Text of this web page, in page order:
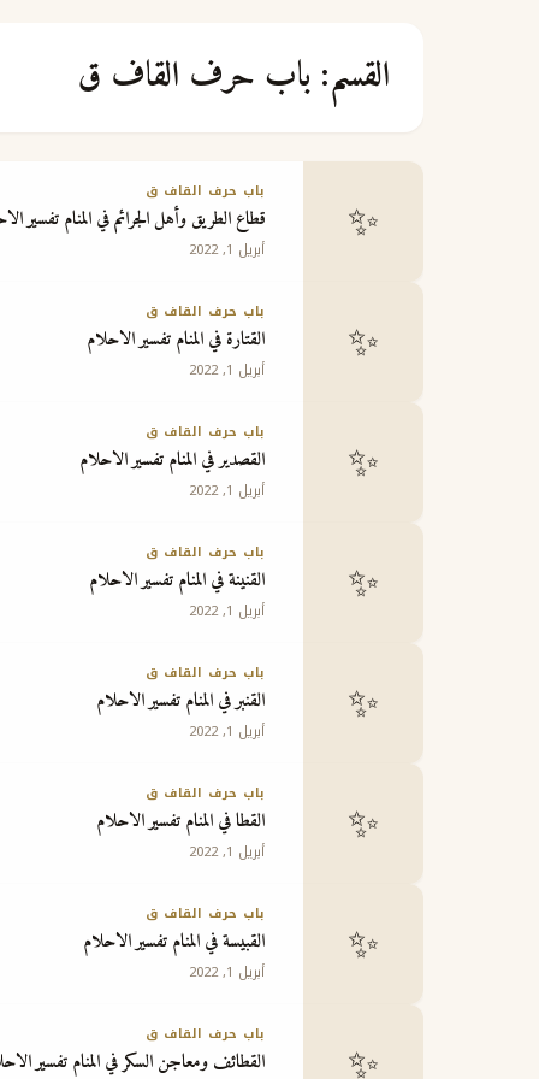
القسم: باب حرف القاف ق
✨ باب حرف القاف ق
قطاع الطريق وأهل الجرائم في المنام تفسير
أبريل 1, 2022
✨ باب حرف القاف ق
القتارة في المنام تفسير الاحلام
أبريل 1, 2022
✨ باب حرف القاف ق
القصدير في المنام تفسير الاحلام
أبريل 1, 2022
✨ باب حرف القاف ق
القنينة في المنام تفسير الاحلام
أبريل 1, 2022
✨ باب حرف القاف ق
القنبر في المنام تفسير الاحلام
أبريل 1, 2022
✨ باب حرف القاف ق
القطا في المنام تفسير الاحلام
أبريل 1, 2022
✨ باب حرف القاف ق
القبيسة في المنام تفسير الاحلام
أبريل 1, 2022
باب حرف القاف ق
القطائف ومعاجن السكر في المنام تفسير